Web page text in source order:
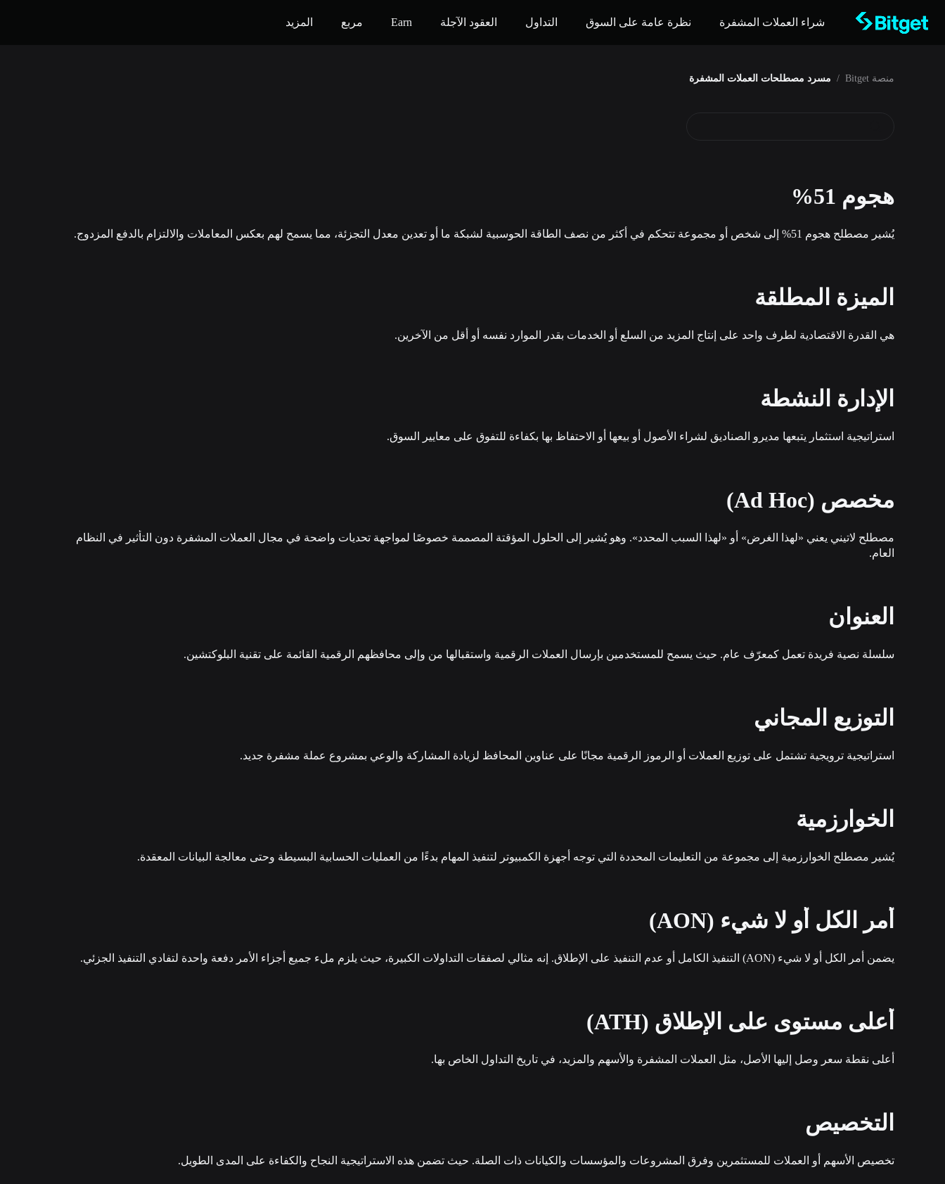
شراء العملات المشفرة نظرة عامة على السوق التداول العقود الآجلة Earn مربع المزيد
منصة Bitget / مسرد مصطلحات العملات المشفرة
هجوم 51%
يُشير مصطلح هجوم 51% إلى شخص أو مجموعة تتحكم في أكثر من نصف الطاقة الحوسبية لشبكة ما أو تعدين معدل التجزئة، مما يسمح لهم بعكس المعاملات والالتزام بالدفع المزدوج.
الميزة المطلقة
هي القدرة الاقتصادية لطرف واحد على إنتاج المزيد من السلع أو الخدمات بقدر الموارد نفسه أو أقل من الآخرين.
الإدارة النشطة
استراتيجية استثمار يتبعها مديرو الصناديق لشراء الأصول أو بيعها أو الاحتفاظ بها بكفاءة للتفوق على معايير السوق.
مخصص (Ad Hoc)
مصطلح لاتيني يعني «لهذا الغرض» أو «لهذا السبب المحدد». وهو يُشير إلى الحلول المؤقتة المصممة خصوصًا لمواجهة تحديات واضحة في مجال العملات المشفرة دون التأثير في النظام
العام.
العنوان
سلسلة نصية فريدة تعمل كمعرّف عام. حيث يسمح للمستخدمين بإرسال العملات الرقمية واستقبالها من وإلى محافظهم الرقمية القائمة على تقنية البلوكتشين.
التوزيع المجاني
استراتيجية ترويجية تشتمل على توزيع العملات أو الرموز الرقمية مجانًا على عناوين المحافظ لزيادة المشاركة والوعي بمشروع عملة مشفرة جديد.
الخوارزمية
يُشير مصطلح الخوارزمية إلى مجموعة من التعليمات المحددة التي توجه أجهزة الكمبيوتر لتنفيذ المهام بدءًا من العمليات الحسابية البسيطة وحتى معالجة البيانات المعقدة.
أمر الكل أو لا شيء (AON)
يضمن أمر الكل أو لا شيء (AON) التنفيذ الكامل أو عدم التنفيذ على الإطلاق. إنه مثالي لصفقات التداولات الكبيرة، حيث يلزم ملء جميع أجزاء الأمر دفعة واحدة لتفادي التنفيذ الجزئي.
أعلى مستوى على الإطلاق (ATH)
أعلى نقطة سعر وصل إليها الأصل، مثل العملات المشفرة والأسهم والمزيد، في تاريخ التداول الخاص بها.
التخصيص
تخصيص الأسهم أو العملات للمستثمرين وفرق المشروعات والمؤسسات والكيانات ذات الصلة. حيث تضمن هذه الاستراتيجية النجاح والكفاءة على المدى الطويل.